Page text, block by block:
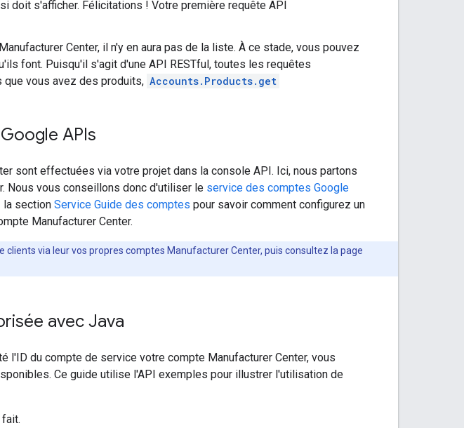
doit s'afficher. Félicitations ! Votre première requête API
Center, il n'y en aura pas de la liste. À ce stade, vous pouvez
font. Puisqu'il s'agit d'une API RESTful, toutes les requêtes
que vous avez des produits, Accounts.Products.get
APIs
sont effectuées via votre projet dans la console API. Ici, nous partons
Nous vous conseillons donc d'utiliser le service des comptes Google
la section Service Guide des comptes pour savoir comment configurez un
Manufacturer Center.
clients via leur vos propres comptes Manufacturer Center, puis consultez la page
avec Java
l'ID du compte de service votre compte Manufacturer Center, vous
Ce guide utilise l'API exemples pour illustrer l'utilisation de